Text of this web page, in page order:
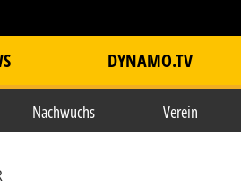
DYNAMO.TV
Nachwuchs Verein